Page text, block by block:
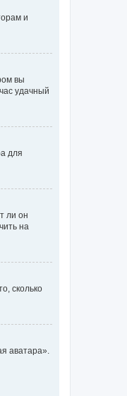
и
вы
удачный
для
ли он
на
сколько
аватара».